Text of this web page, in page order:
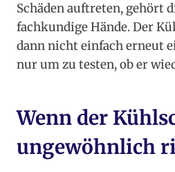
Schäden auftreten, gehört
fachkundige Hände. Der
dann nicht einfach erneut
nur um zu testen, ob er
Wenn der
ungewöhnlich